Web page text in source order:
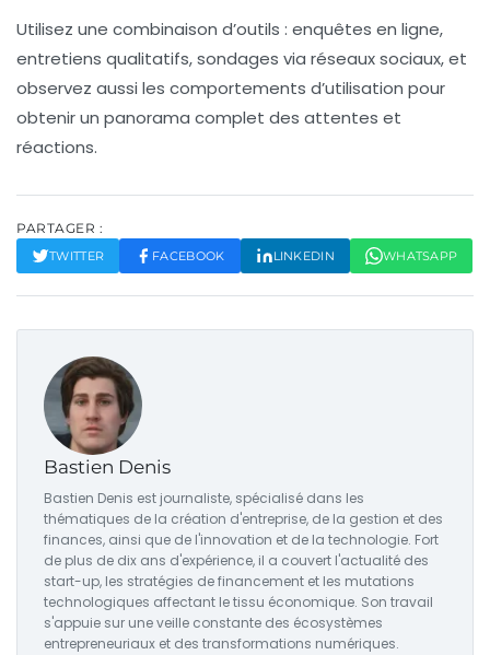
Utilisez une combinaison d’outils : enquêtes en ligne,
entretiens qualitatifs, sondages via réseaux sociaux, et
observez aussi les comportements d’utilisation pour
obtenir un panorama complet des attentes et
réactions.
PARTAGER :
TWITTER FACEBOOK LINKEDIN WHATSAPP
Bastien Denis
Bastien Denis est journaliste, spécialisé dans les
thématiques de la création d'entreprise, de la gestion et des
finances, ainsi que de l'innovation et de la technologie. Fort
de plus de dix ans d'expérience, il a couvert l'actualité des
start-up, les stratégies de financement et les mutations
technologiques affectant le tissu économique. Son travail
s'appuie sur une veille constante des écosystèmes
entrepreneuriaux et des transformations numériques.